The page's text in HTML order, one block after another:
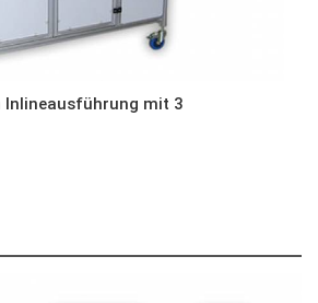
Inlineausführung mit 3